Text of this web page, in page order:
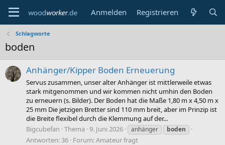
Anmelden Registrieren
Schlagworte
boden
Anhänger/Kipper Boden Erneuerung
Servus zusammen, unser alter Anhänger ist mittlerweile etwas
stark mitgenommen und wir kommen nicht umhin den Boden
zu erneuern (s. Bilder). Der Boden hat die Maße 1,80 m x 4,50 m x
25 mm Die jetzigen Bretter sind 110 mm breit, aber im Prinzip ist
die Breite flexibel durch die Klemmung auf der...
Bigcubefan Thema 9. Juni 2026 anhänger boden
Antworten: 36 Forum:Amateur fragt